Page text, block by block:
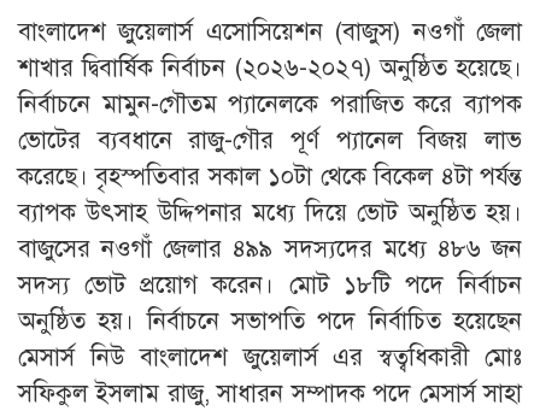
বাংলাদেশ জুয়েলার্স এসোসিয়েশন (বাজুস) নওগাঁ জেলা
শাখার দ্বিবার্ষিক নির্বাচন (২০২৬-২০২৭) অনুষ্ঠিত হয়েছে।
নির্বাচনে মামুন-গৌতম প্যানেলকে পরাজিত করে ব্যাপক
ভোটের ব্যবধানে রাজু-গৌর পূর্ণ প্যানেল বিজয় লাভ
করেছে। বৃহস্পতিবার সকাল ১০টা থেকে বিকেল ৪টা পর্যন্ত
ব্যাপক উৎসাহ উদ্দিপনার মধ্যে দিয়ে ভোট অনুষ্ঠিত হয়।
বাজুসের নওগাঁ জেলার ৪৯৯ সদস্যদের মধ্যে ৪৮৬ জন
সদস্য ভোট প্রয়োগ করেন। মোট ১৮টি পদে নির্বাচন
অনুষ্ঠিত হয়। নির্বাচনে সভাপতি পদে নির্বাচিত হয়েছেন
মেসার্স নিউ বাংলাদেশ জুয়েলার্স এর স্বত্বধিকারী মোঃ
সফিকুল ইসলাম রাজু, সাধারন সম্পাদক পদে মেসার্স সাহা